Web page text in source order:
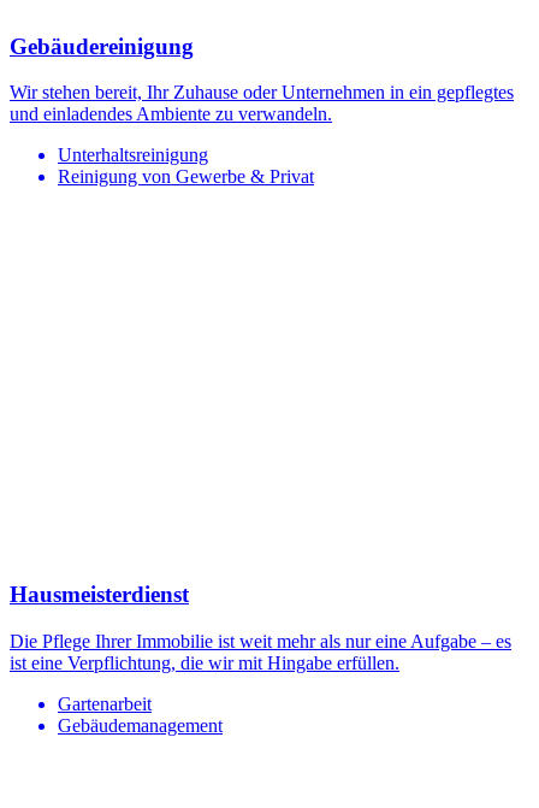
Gebäudereinigung
Wir stehen bereit, Ihr Zuhause oder Unternehmen in ein gepflegtes
und einladendes Ambiente zu verwandeln.
Unterhaltsreinigung
Reinigung von Gewerbe & Privat
Hausmeisterdienst
Die Pflege Ihrer Immobilie ist weit mehr als nur eine Aufgabe – es
ist eine Verpflichtung, die wir mit Hingabe erfüllen.
Gartenarbeit
Gebäudemanagement